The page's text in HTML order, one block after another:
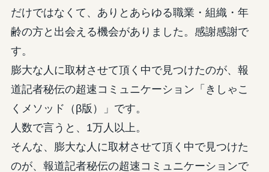
だけではなくて、ありとあらゆる職業・組織・年
齢の方と出会える機会がありました。感謝感謝で
す。
膨大な人に取材させて頂く中で見つけたのが、報
道記者秘伝の超速コミュニケーション「きしゃこ
くメソッド（β版）」です。
人数で言うと、1万人以上。
そんな、膨大な人に取材させて頂く中で見つけた
のが、報道記者秘伝の超速コミュニケーションで